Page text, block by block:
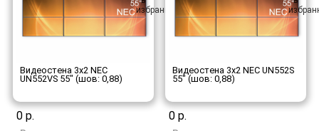
Видеостена 3x2 NEC
UN552VS 55" (шов: 0,88)
0 р.
Видеостена 3x2 NEC UN552S
55" (шов: 0,88)
0 р.